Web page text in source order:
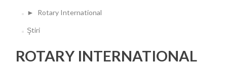
► Rotary International
Ştiri
ROTARY INTERNATIONAL